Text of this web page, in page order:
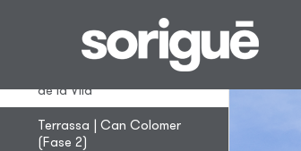
Promocions en curs
Santa Perpètua | Plaça
de la Vila
Terrassa | Can Colomer
(Fase 2)